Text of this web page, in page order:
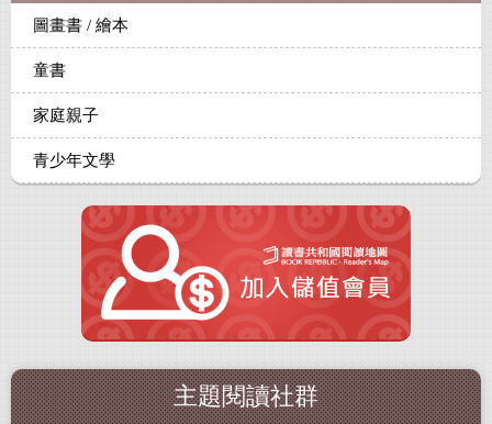
圖畫書 / 繪本
童書
家庭親子
青少年文學
主題閱讀社群